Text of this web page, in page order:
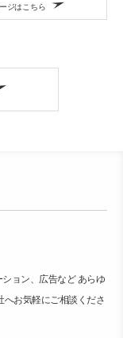
ジはこちら
ョン、広告など あらゆ
お気軽にご相談くださ